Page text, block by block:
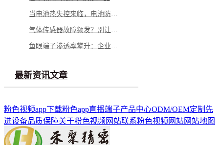
最新资讯文章
粉色视频app下载粉色app直播端子产品中心ODM/OEM定制 先
进设备品质保障关于粉色视频网站联系粉色视频网站网站地图